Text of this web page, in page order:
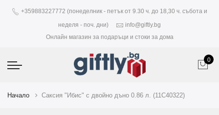
+359883227772 (понеделник - петък от 9.30 ч. до 18,30 ч. събота и
неделя - поч. дни)
info@giftly.bg
Онлайн магазин за подаръци и стоки за дома
0
Начало Саксия "Ибис" с двойно дъно 0.86 л. (11C40322)